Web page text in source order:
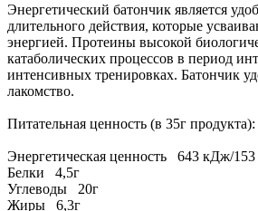
Энергетический батончик является
длительного действия, которые
энергией. Протеины высокой
катаболических процессов в период
интенсивных тренировках. Батончик
лакомство.
Питательная ценность (в 35г продукта):
Энергетическая ценность 643 кДж/153
Белки 4,5г
Углеводы 20г
Жиры 6,3г